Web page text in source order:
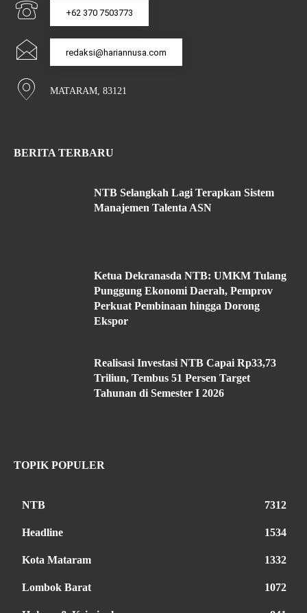
+62 370 7503773
redaksi@hariannusa.com
MATARAM, 83121
BERITA TERBARU
NTB Selangkah Lagi Terapkan Sistem
Manajemen Talenta ASN
Ketua Dekranasda NTB: UMKM Tulang
Punggung Ekonomi Daerah, Pemprov
Perkuat Pembinaan hingga Dorong
Ekspor
Realisasi Investasi NTB Capai Rp33,73
Triliun, Tembus 51 Persen Target
Tahunan di Semester I 2026
TOPIK POPULER
NTB 7312
Headline 1534
Kota Mataram 1332
Lombok Barat 1072